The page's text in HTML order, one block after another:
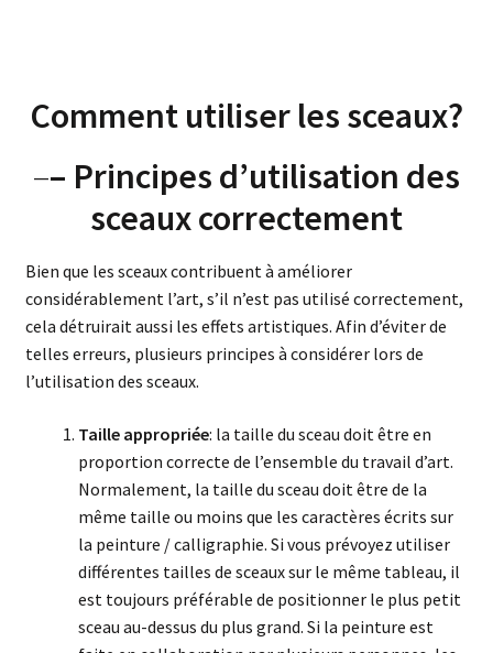
Comment utiliser les sceaux?
–– Principes d’utilisation des
sceaux correctement
Bien que les sceaux contribuent à améliorer
considérablement l’art, s’il n’est pas utilisé correctement,
cela détruirait aussi les effets artistiques. Afin d’éviter de
telles erreurs, plusieurs principes à considérer lors de
l’utilisation des sceaux.
Taille appropriée: la taille du sceau doit être en
proportion correcte de l’ensemble du travail d’art.
Normalement, la taille du sceau doit être de la
même taille ou moins que les caractères écrits sur
la peinture / calligraphie. Si vous prévoyez utiliser
différentes tailles de sceaux sur le même tableau, il
est toujours préférable de positionner le plus petit
sceau au-dessus du plus grand. Si la peinture est